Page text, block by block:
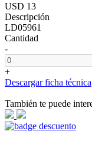
USD 13
Descripción
LD05961
Cantidad
-
+
Descargar ficha técnica
También te puede